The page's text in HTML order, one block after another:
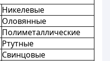
Никелевые
Оловянные
Полиметаллические
Ртутные
Свинцовые